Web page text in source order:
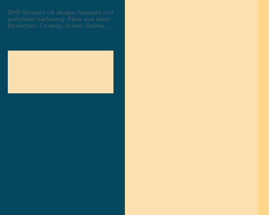
DVD Versand mit riesiger Auswahl und
portofreier Lieferung. Filme aus allen
Bereichen: Comedy, Action, Drama, ...